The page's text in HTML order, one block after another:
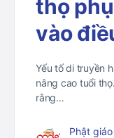
thọ
vào
Yếu tố di truyền
nâng cao tuổi
rằng…
Phật